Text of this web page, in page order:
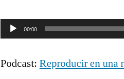
Reproductor
audio
00:00
Podcast:Reproducir en una